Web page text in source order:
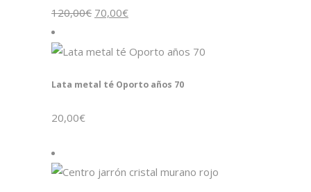
120,00€ El
precio
120,00€.
70,00€El
precio
70,00€.
Lata metal té Oporto años 70
20,00€